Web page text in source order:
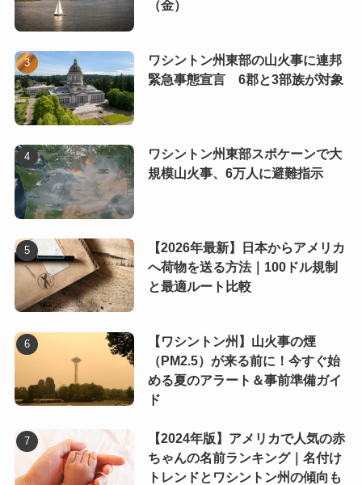
（金）
ワシントン州東部の山火事に連邦
緊急事態宣言 6郡と3部族が対象
ワシントン州東部スポケーンで大
規模山火事、6万人に避難指示
【2026年最新】日本からアメリカ
へ荷物を送る方法｜100ドル規制
と最適ルート比較
【ワシントン州】山火事の煙
（PM2.5）が来る前に！今すぐ始
める夏のアラート＆事前準備ガイ
ド
【2024年版】アメリカで人気の赤
ちゃんの名前ランキング｜名付け
トレンドとワシントン州の傾向も